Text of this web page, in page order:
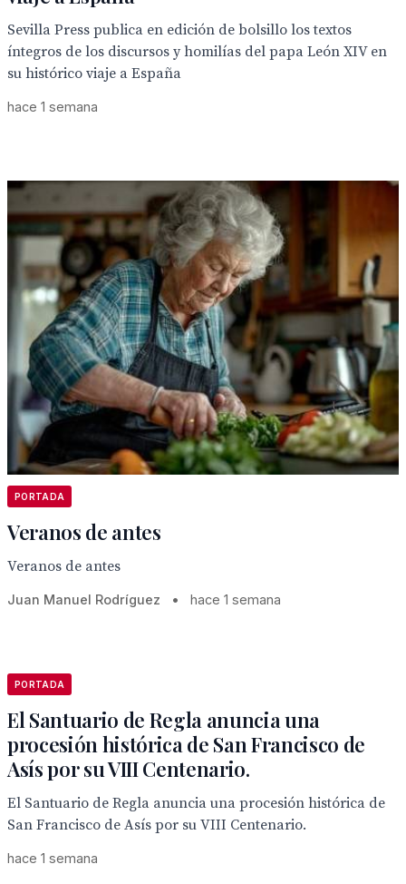
Sevilla Press publica en edición de bolsillo los textos
íntegros de los discursos y homilías del papa León XIV en
su histórico viaje a España
hace 1 semana
PORTADA
Veranos de antes
Veranos de antes
Juan Manuel Rodríguez • hace 1 semana
PORTADA
El Santuario de Regla anuncia una
procesión histórica de San Francisco de
Asís por su VIII Centenario.
El Santuario de Regla anuncia una procesión histórica de
San Francisco de Asís por su VIII Centenario.
hace 1 semana